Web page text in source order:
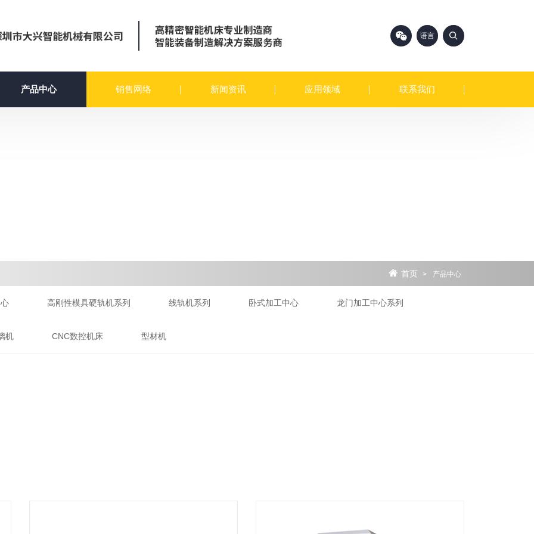
语言
中文 English
产品中心 销售网络 新闻资讯 应用领域 联系我们
首页 > 产品中心
高刚性模具硬轨机系列 线轨机系列 卧式加工中心 龙门加工中心系列
机 CNC数控机床 型材机